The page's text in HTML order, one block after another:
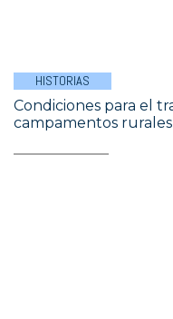
HISTORIAS
Condiciones para el
campamentos rurales